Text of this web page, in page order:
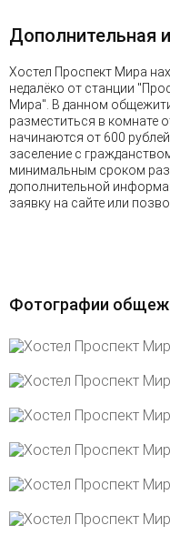
Дополнительная
Хостел Проспект Мира
недалёко от станции
Мира". В данном
разместиться в комнате
начинаются от 600
заселение с
минимальным сроком
дополнительной
заявку на сайте или
Фотографии